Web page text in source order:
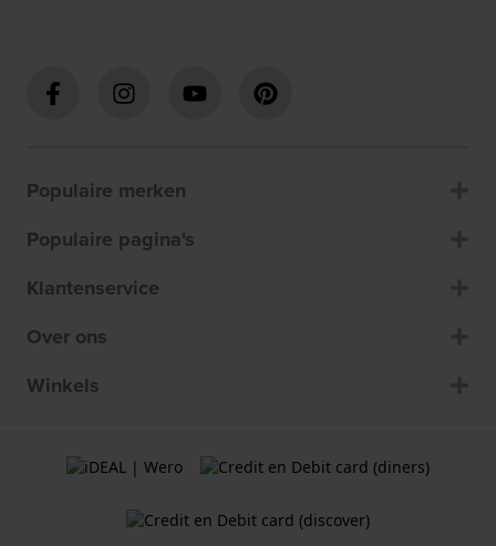
Populaire merken
Populaire pagina's
Klantenservice
Over ons
Winkels